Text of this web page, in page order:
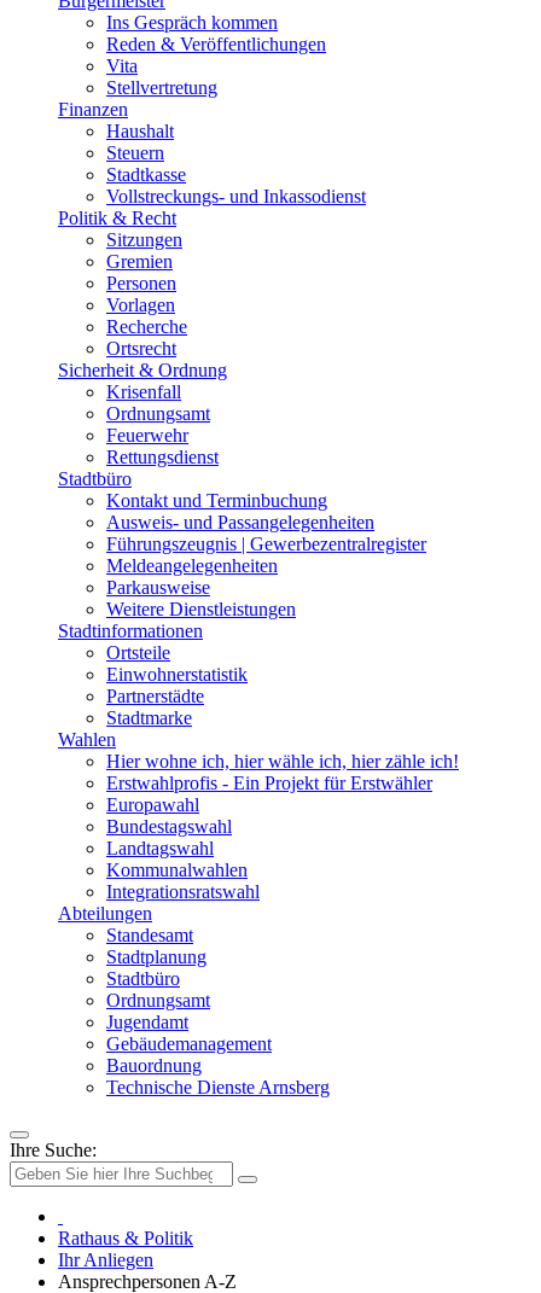
Ins Gespräch kommen
Reden & Veröffentlichungen
Vita
Stellvertretung
Finanzen
Haushalt
Steuern
Stadtkasse
Vollstreckungs- und Inkassodienst
Politik & Recht
Sitzungen
Gremien
Personen
Vorlagen
Recherche
Ortsrecht
Sicherheit & Ordnung
Krisenfall
Ordnungsamt
Feuerwehr
Rettungsdienst
Stadtbüro
Kontakt und Terminbuchung
Ausweis- und Passangelegenheiten
Führungszeugnis | Gewerbezentralregister
Meldeangelegenheiten
Parkausweise
Weitere Dienstleistungen
Stadtinformationen
Ortsteile
Einwohnerstatistik
Partnerstädte
Stadtmarke
Wahlen
Hier wohne ich, hier wähle ich, hier zähle ich!
Erstwahlprofis - Ein Projekt für Erstwähler
Europawahl
Bundestagswahl
Landtagswahl
Kommunalwahlen
Integrationsratswahl
Abteilungen
Standesamt
Stadtplanung
Stadtbüro
Ordnungsamt
Jugendamt
Gebäudemanagement
Bauordnung
Technische Dienste Arnsberg
Ihre Suche:
Rathaus & Politik
Ihr Anliegen
Ansprechpersonen A-Z